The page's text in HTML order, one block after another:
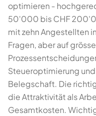
optimieren -
50'000 bis CHF
mit zehn Angestellten
Fragen, aber auf
Steueroptimierung
Belegschaft. Die
die Attraktivität als
Gesamtkosten.